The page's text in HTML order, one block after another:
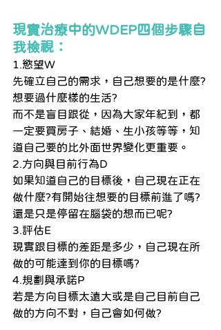
現實治療中的WDEP四個步驟自
我檢視：
1.慾望W
先確立自己的需求，自己想要的是什麼?
想要過什麼樣的生活?
而不是盲目跟從，因為大家年紀到，都
一定要買房子、結婚、生小孩等等，知
道自己要的比外面世界變化更重要。
2.方向與目前行為D
如果知道自己的目標後，自己現在正在
做什麼?有開始往想要的目標前進了嗎?
還是只是停留在腦袋的想而已呢?
3.評估E
現實跟目標的差距是多少，自己現在所
做的可能達到你的目標嗎?
4.規劃與承諾P
若是方向目標太遠大或是自己目前自己
做的方向不對，自己會如何做?